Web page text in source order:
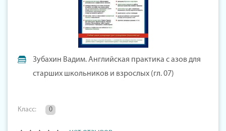
Зубахин Вадим. Английская практика с азов для
старших школьников и взрослых (гл. 07)
Класс: 0